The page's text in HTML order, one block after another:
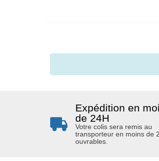
Expédition en
de 24H
Votre colis sera remis au
transporteur en moins de
ouvrables.